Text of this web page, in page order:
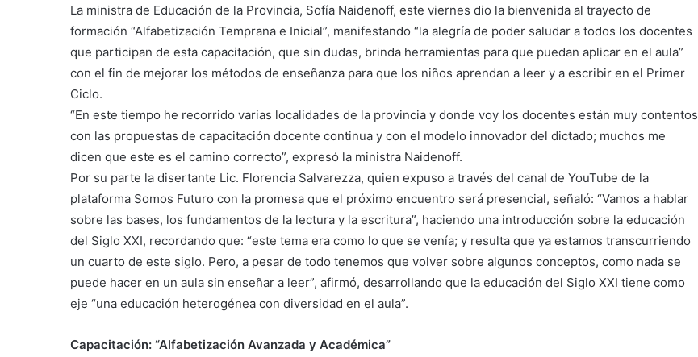
La ministra de Educación de la Provincia, Sofía Naidenoff, este viernes dio la bienvenida al trayecto de
formación “Alfabetización Temprana e Inicial”, manifestando “la alegría de poder saludar a todos los docentes
que participan de esta capacitación, que sin dudas, brinda herramientas para que puedan aplicar en el aula”
con el fin de mejorar los métodos de enseñanza para que los niños aprendan a leer y a escribir en el Primer
Ciclo.
“En este tiempo he recorrido varias localidades de la provincia y donde voy los docentes están muy contentos
con las propuestas de capacitación docente continua y con el modelo innovador del dictado; muchos me
dicen que este es el camino correcto”, expresó la ministra Naidenoff.
Por su parte la disertante Lic. Florencia Salvarezza, quien expuso a través del canal de YouTube de la
plataforma Somos Futuro con la promesa que el próximo encuentro será presencial, señaló: “Vamos a hablar
sobre las bases, los fundamentos de la lectura y la escritura”, haciendo una introducción sobre la educación
del Siglo XXI, recordando que: “este tema era como lo que se venía; y resulta que ya estamos transcurriendo
un cuarto de este siglo. Pero, a pesar de todo tenemos que volver sobre algunos conceptos, como nada se
puede hacer en un aula sin enseñar a leer”, afirmó, desarrollando que la educación del Siglo XXI tiene como
eje “una educación heterogénea con diversidad en el aula”.
Capacitación: “Alfabetización Avanzada y Académica”